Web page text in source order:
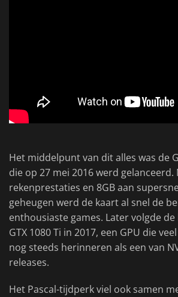
Het middelpunt van dit alles was de
die op 27 mei 2016 werd gelanceerd.
rekenprestaties en 8GB aan
geheugen werd de kaart al snel de
enthousiaste games. Later volgde
GTX 1080 Ti in 2017, een GPU die
nog steeds herinneren als een van
releases.
Het Pascal-tijdperk viel ook samen